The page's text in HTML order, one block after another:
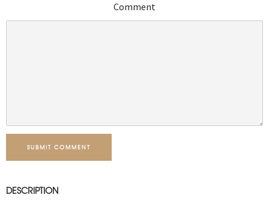
Comment
SUBMIT COMMENT
DESCRIPTION